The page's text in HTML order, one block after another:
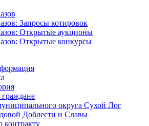
Запросы котировок
Открытые аукционы
Открытые конкурсы
округа Сухой Лог
Доблести и Славы
контракту